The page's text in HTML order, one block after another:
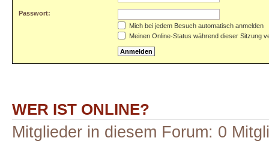
Passwort:
Mich bei jedem Besuch automatisch anmelden
Meinen Online-Status während dieser Sitzung
WER IST ONLINE?
Mitglieder in diesem Forum: 0